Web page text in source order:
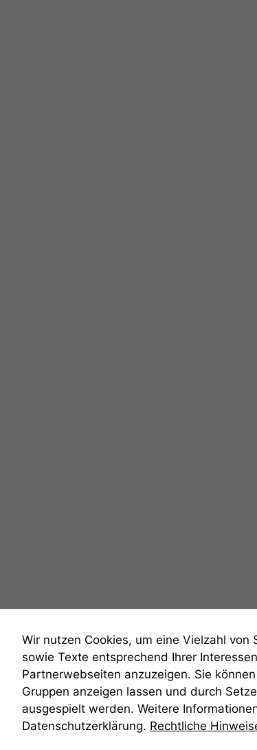
anmelden
Wir nutzen Cookies, um eine Vielzahl
sowie Texte entsprechend Ihrer
Partnerwebseiten anzuzeigen. Sie
Gruppen anzeigen lassen und durch
ausgespielt werden. Weitere
Datenschutzerklärung. Rechtliche